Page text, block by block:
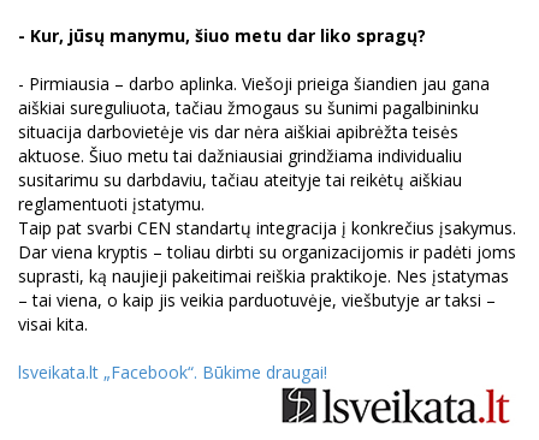
- Kur, jūsų manymu, šiuo metu dar liko spragų?
- Pirmiausia – darbo aplinka. Viešoji prieiga šiandien jau gana
aiškiai sureguliuota, tačiau žmogaus su šunimi pagalbininku
situacija darbovietėje vis dar nėra aiškiai apibrėžta teisės
aktuose. Šiuo metu tai dažniausiai grindžiama individualiu
susitarimu su darbdaviu, tačiau ateityje tai reikėtų aiškiau
reglamentuoti įstatymu.
Taip pat svarbi CEN standartų integracija į konkrečius įsakymus.
Dar viena kryptis – toliau dirbti su organizacijomis ir padėti joms
suprasti, ką naujieji pakeitimai reiškia praktikoje. Nes įstatymas
– tai viena, o kaip jis veikia parduotuvėje, viešbutyje ar taksi –
visai kita.
lsveikata.lt „Facebook“. Būkime draugai!